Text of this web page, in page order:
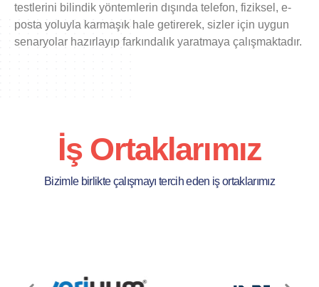
testlerini bilindik yöntemlerin dışında telefon, fiziksel, e-
posta yoluyla karmaşık hale getirerek, sizler için uygun
senaryolar hazırlayıp farkındalık yaratmaya çalışmaktadır.
İş Ortaklarımız
Bizimle birlikte çalışmayı tercih eden iş ortaklarımız